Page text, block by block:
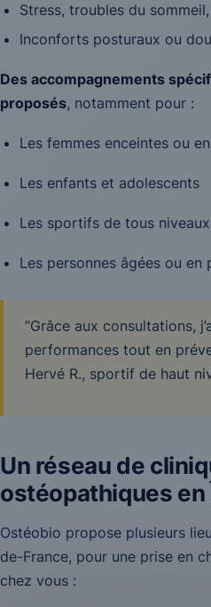
Stress, troubles du
Inconforts posturaux ou
Des accompagnements
proposés, notamment pour :
Les femmes enceintes ou
Les enfants et adolescents
Les sportifs de tous niveaux
Les personnes âgées ou
“Grâce aux consultations,
performances tout en
Hervé R., sportif de haut
Un réseau de
ostéopathiques
Ostéobio propose plusieurs
de-France, pour une prise en
chez vous :